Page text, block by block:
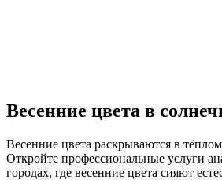
Весенние цвета в
Весенние цвета раскрываются в
Откройте профессиональные услуги
городах, где весенние цвета сияют